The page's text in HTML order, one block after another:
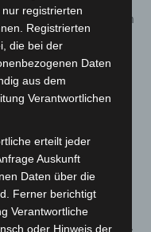
auch
werden. Die
wichtiges Instrument
der Coronavirus-
Gleiche gilt für die
und
zum Tragen einer
1 gilt nicht für die
soweit alle
gemäß § 22a
gemäß § 22a Abs.
registrierten
Registrierten
die bei der
Daten
aus dem
Verantwortlichen
erteilt jeder
Auskunft
Daten über die
Ferner berichtigt
Verantwortliche
oder Hinweis der